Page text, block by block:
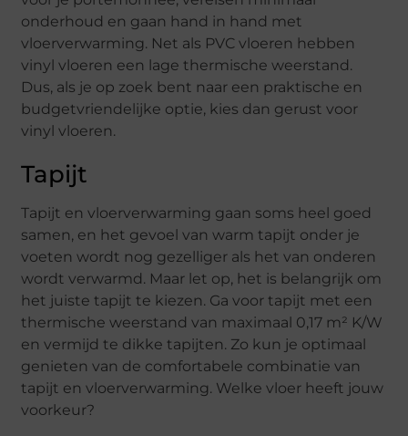
onderhoud en gaan hand in hand met
vloerverwarming. Net als PVC vloeren hebben
vinyl vloeren een lage thermische weerstand.
Dus, als je op zoek bent naar een praktische en
budgetvriendelijke optie, kies dan gerust voor
vinyl vloeren.
Tapijt
Tapijt en vloerverwarming gaan soms heel goed
samen, en het gevoel van warm tapijt onder je
voeten wordt nog gezelliger als het van onderen
wordt verwarmd. Maar let op, het is belangrijk om
het juiste tapijt te kiezen. Ga voor tapijt met een
thermische weerstand van maximaal 0,17 m² K/W
en vermijd te dikke tapijten. Zo kun je optimaal
genieten van de comfortabele combinatie van
tapijt en vloerverwarming. Welke vloer heeft jouw
voorkeur?